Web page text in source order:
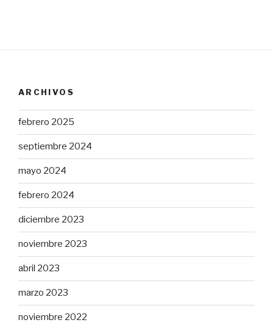
ARCHIVOS
febrero 2025
septiembre 2024
mayo 2024
febrero 2024
diciembre 2023
noviembre 2023
abril 2023
marzo 2023
noviembre 2022